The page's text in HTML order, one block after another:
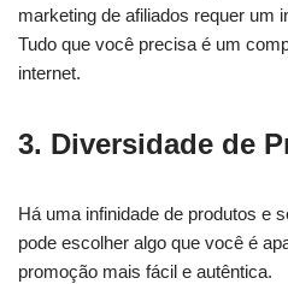
marketing de afiliados requer um
Tudo que você precisa é um
internet.
3. Diversidade de
Há uma infinidade de produtos e
pode escolher algo que você é
promoção mais fácil e autêntica.